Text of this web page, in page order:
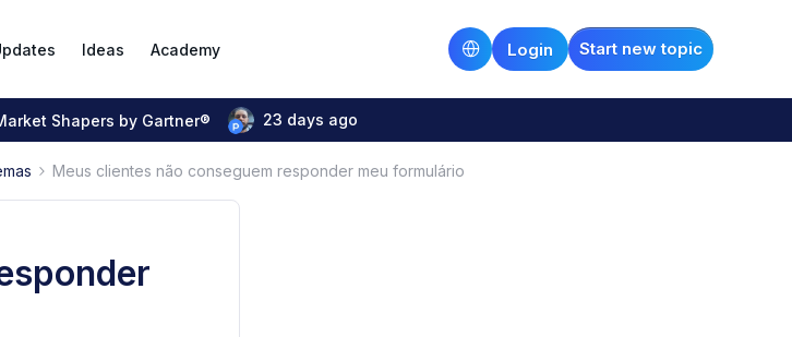
Ideas Academy Start new topic
Login
Shapers by Gartner® 23 days ago
Meus clientes não conseguem responder meu formulário